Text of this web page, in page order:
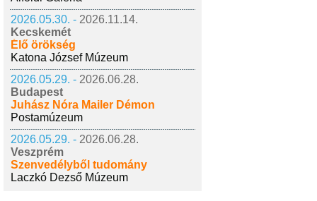
2026.05.30. - 2026.11.14.
Kecskemét
Élő örökség
Katona József Múzeum
2026.05.29. - 2026.06.28.
Budapest
Juhász Nóra Mailer Démon
Postamúzeum
2026.05.29. - 2026.06.28.
Veszprém
Szenvedélyből tudomány
Laczkó Dezső Múzeum